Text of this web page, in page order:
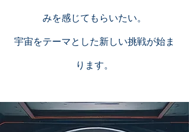
みを感じてもらいたい。
宇宙をテーマとした新しい挑戦が始ま
ります。